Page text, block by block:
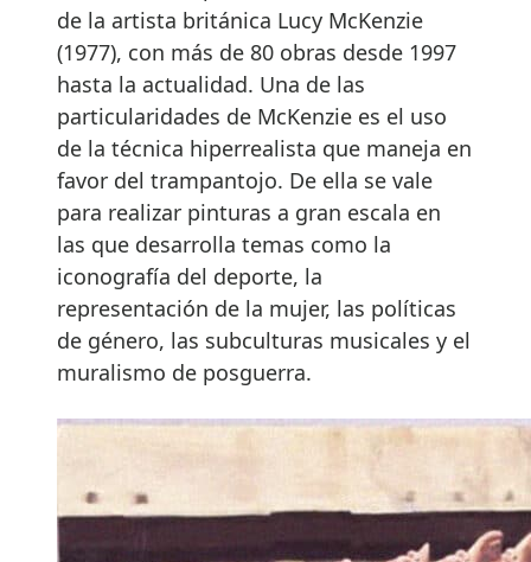
de la artista británica Lucy McKenzie
(1977), con más de 80 obras desde 1997
hasta la actualidad. Una de las
particularidades de McKenzie es el uso
de la técnica hiperrealista que maneja en
favor del trampantojo. De ella se vale
para realizar pinturas a gran escala en
las que desarrolla temas como la
iconografía del deporte, la
representación de la mujer, las políticas
de género, las subculturas musicales y el
muralismo de posguerra.